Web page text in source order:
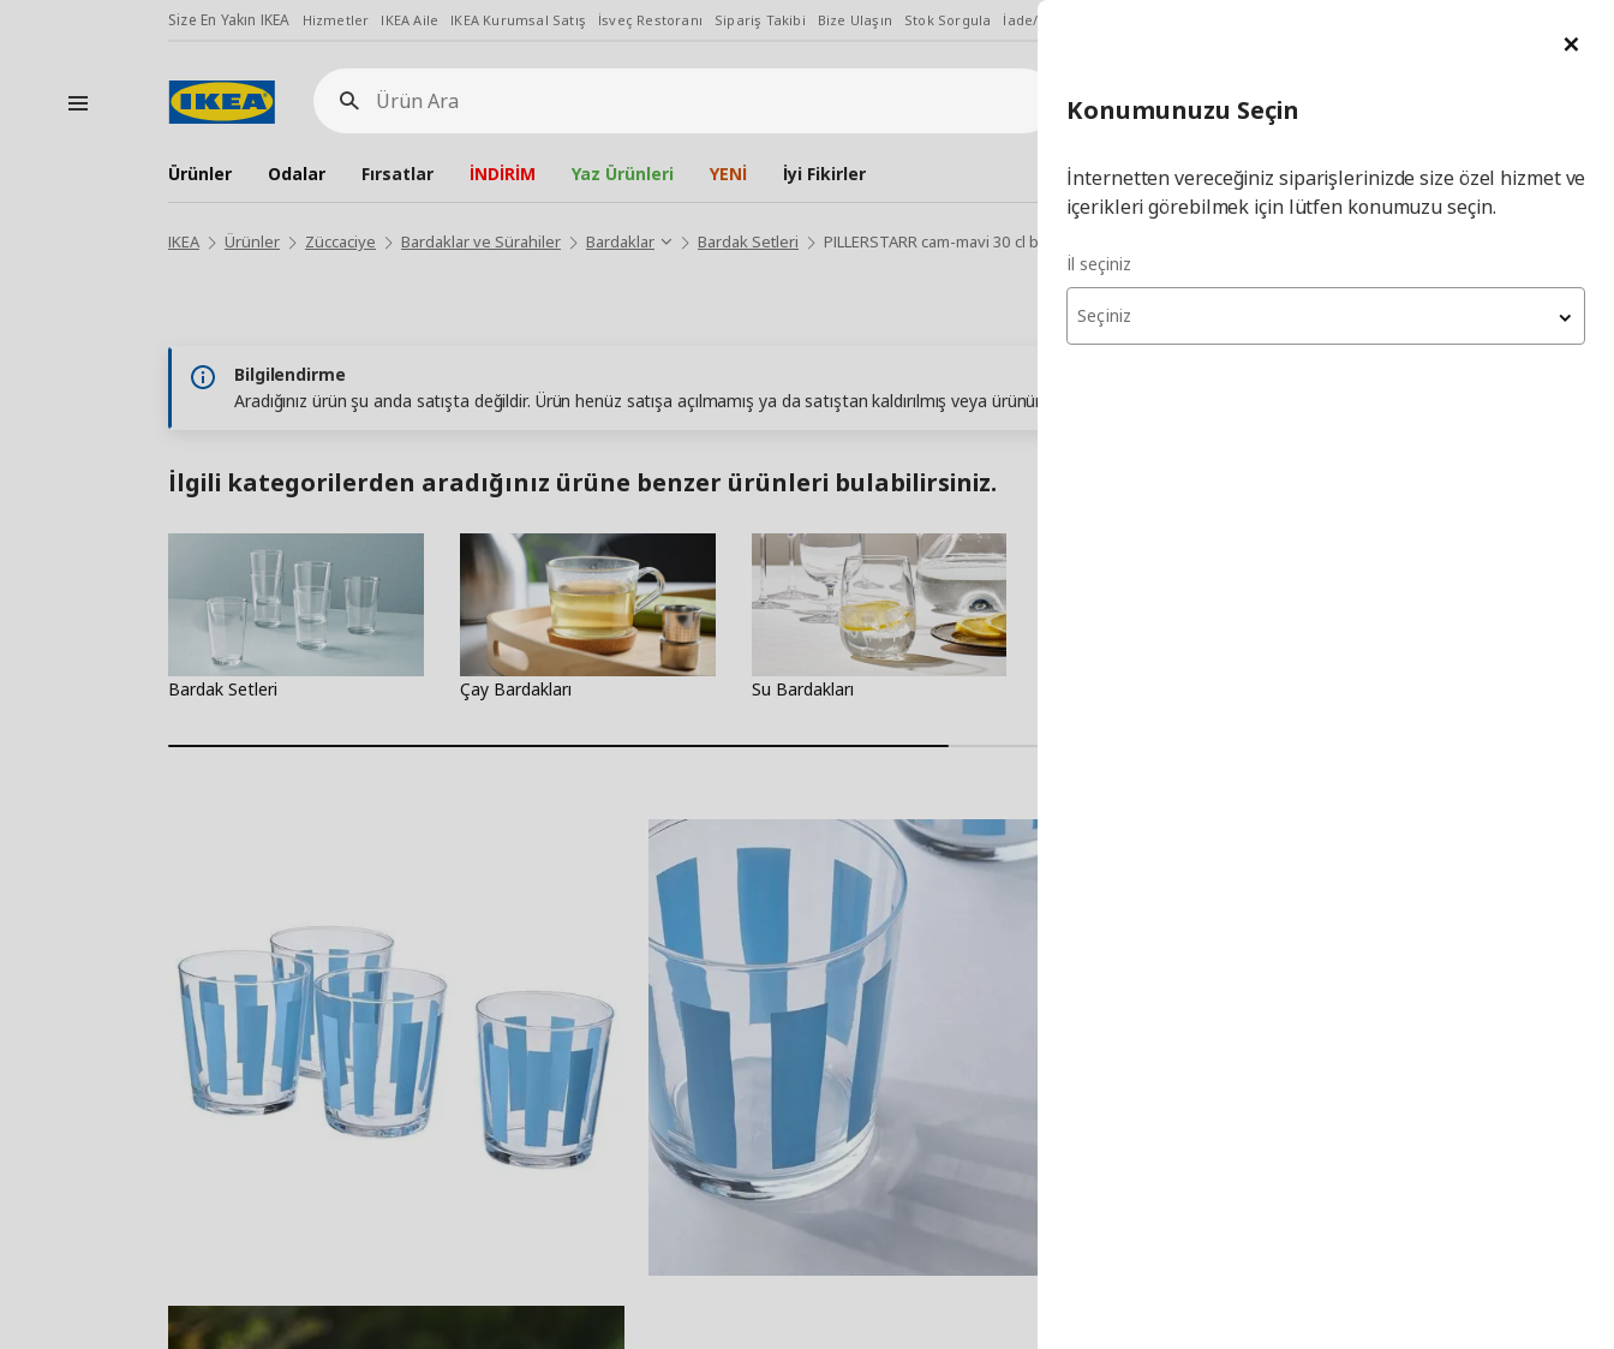
Size En Yakın IKEA Hizmetler IKEA Aile IKEA Kurumsal Satış İsveç Restoranı Sipariş Takibi Bize Ulaşın Stok Sorgula İade/Değişim Talebi
Ürün
Ara
İl Seçiniz İl
Hej! Üye Girişi / Üye Ol
Ürünler Odalar Fırsatlar İNDİRİM Yaz Ürünleri YENİ İyi Fikirler
IKEA Ürünler Züccaciye Bardaklar ve Sürahiler Bardaklar Bardak Setleri PILLERSTARR cam-mavi 30 cl bardak seti
Bilgilendirme
Aradığınız ürün şu anda satışta değildir. Ürün henüz satışa açılmamış ya da satıştan kaldırılmış veya ürünün stokları tükenmiş olabilir. Lütfen daha sonra yeniden deneyin.
İlgili kategorilerden aradığınız ürüne benzer ürünleri bulabilirsiniz.
Bardak Setleri Çay Bardakları Su Bardakları
Konumunuzu Seçin
İnternetten vereceğiniz siparişlerinizde size özel hizmet ve
içerikleri görebilmek için lütfen konumuzu seçin.
İl seçiniz
Seçiniz